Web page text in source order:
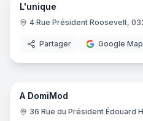
L'unique
4 Rue Président Roosevelt,
Partager Google
A DomiMod
36 Rue du Président Édouard